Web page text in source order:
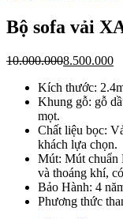
Bộ sofa vải
10.000.0008.500.000
Kích thước:
Khung gỗ: gỗ
mọt.
Chất liệu bọc:
khách lựa chọn.
Mút: Mút chuẩn
và thoáng khí,
Bảo Hành: 4
Phương thức